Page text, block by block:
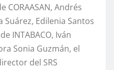
CORAASAN, Andrés
Suárez, Edilenia Santos
INTABACO, Iván
Sonia Guzmán, el
del SRS